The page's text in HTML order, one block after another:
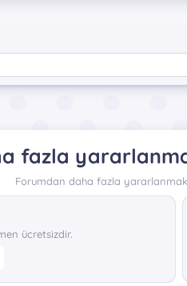
fazla
Forumdan daha fazla
ücretsizdir.